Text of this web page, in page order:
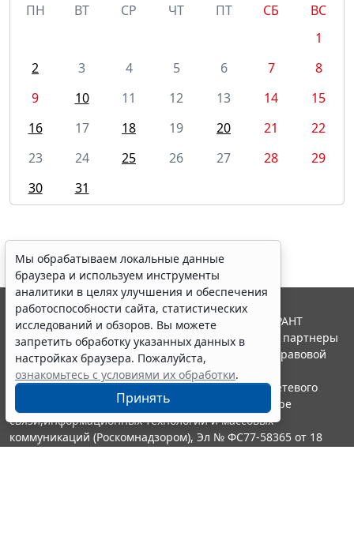
ПН
ВТ СР ЧТ ПТ СБ
ВС
1
2
3 4 5 6 7
8
9
10 11 12 13 14
15
16
17 18 19 20 21
22
23
24 25 26 27 28
29
30
31
Мы обрабатываем локальные данные
браузера и используем инструменты
аналитики в целях улучшения и обеспечения
работоспособности сайта, статистических
исследований и обзоров. Вы можете
запретить обработку указанных данных в
настройках браузера. Пожалуйста,
ознакомьтесь с условиями их обработки.
Принять
© ООО "НПП "ГАРАНТ-СЕРВИС", 2026. Система ГАРАНТ
выпускается с 1990 года. Компания "Гарант" и ее партнеры
являются участниками Российской ассоциации правовой
информации ГАРАНТ.
Портал ГАРАНТ.РУ зарегистрирован в качестве сетевого
издания Федеральной службой по надзору в сфере
связи,информационных технологий и массовых
коммуникаций (Роскомнадзором), Эл № ФС77-58365 от 18